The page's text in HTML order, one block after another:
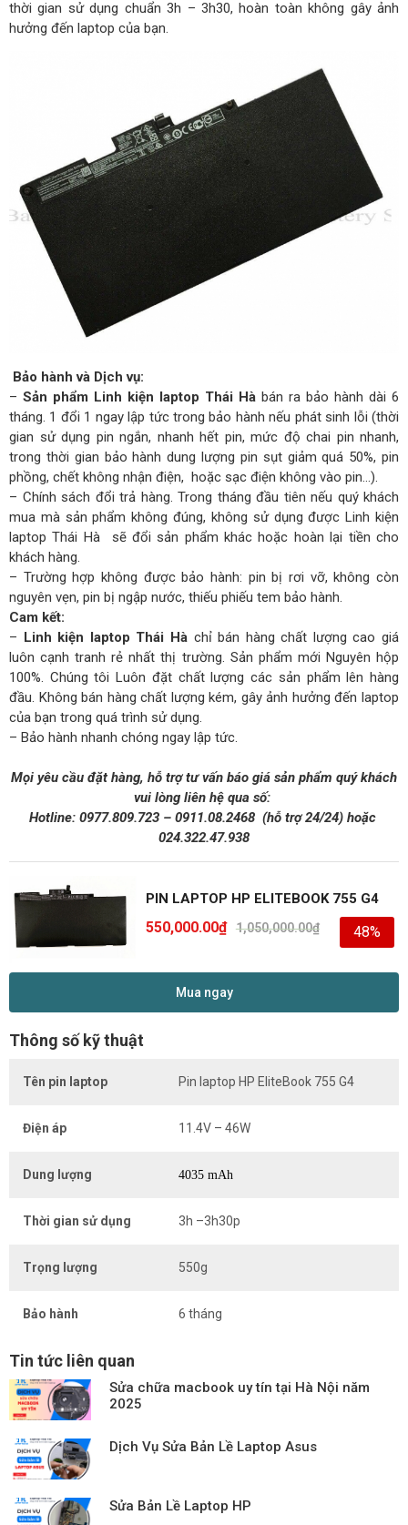
thời gian sử dụng chuẩn 3h – 3h30, hoàn toàn không gây ảnh
hưởng đến laptop của bạn.
Bảo hành và Dịch vụ:
– Sản phẩm Linh kiện laptop Thái Hà bán ra bảo hành dài 6
tháng. 1 đổi 1 ngay lập tức trong bảo hành nếu phát sinh lỗi (thời
gian sử dụng pin ngắn, nhanh hết pin, mức độ chai pin nhanh,
trong thời gian bảo hành dung lượng pin sụt giảm quá 50%, pin
phồng, chết không nhận điện, hoặc sạc điện không vào pin…).
– Chính sách đổi trả hàng. Trong tháng đầu tiên nếu quý khách
mua mà sản phẩm không đúng, không sử dụng được Linh kiện
laptop Thái Hà sẽ đổi sản phẩm khác hoặc hoàn lại tiền cho
khách hàng.
– Trường hợp không được bảo hành: pin bị rơi vỡ, không còn
nguyên vẹn, pin bị ngập nước, thiếu phiếu tem bảo hành.
Cam kết:
– Linh kiện laptop Thái Hàchỉ bán hàng chất lượng cao giá
luôn cạnh tranh rẻ nhất thị trường. Sản phẩm mới Nguyên hộp
100%. Chúng tôi Luôn đặt chất lượng các sản phẩm lên hàng
đầu. Không bán hàng chất lượng kém, gây ảnh hưởng đến laptop
của bạn trong quá trình sử dụng.
– Bảo hành nhanh chóng ngay lập tức.
Mọi yêu cầu đặt hàng, hỗ trợ tư vấn báo giá sản phẩm quý khách
vui lòng liên hệ qua số:
Hotline: 0977.809.723– 0911.08.2468 (hỗ trợ 24/24)hoặc
024.322.47.938
PIN LAPTOP HP ELITEBOOK 755 G4
1,050,000.00₫
550,000.00₫ 48%
Mua ngay
Thông số kỹ thuật
Tên pin laptop Pin laptop HP EliteBook 755 G4
Điện áp 11.4V – 46W
Dung lượng 4035 mAh
Thời gian sử dụng 3h –3h30p
Trọng lượng 550g
Bảo hành 6 tháng
Tin tức liên quan
Sửa chữa macbook uy tín tại Hà Nội năm
2025
Dịch Vụ Sửa Bản Lề Laptop Asus
Sửa Bản Lề Laptop HP